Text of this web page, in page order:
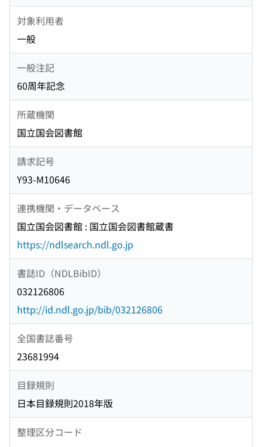
対象利用者
一般
一般注記
60周年記念
所蔵機関
国立国会図書館
請求記号
Y93-M10646
連携機関・データベース
国立国会図書館 : 国立国会図書館蔵書
https://ndlsearch.ndl.go.jp
書誌ID（NDLBibID）
032126806
http://id.ndl.go.jp/bib/032126806
全国書誌番号
23681994
目録規則
日本目録規則2018年版
整理区分コード